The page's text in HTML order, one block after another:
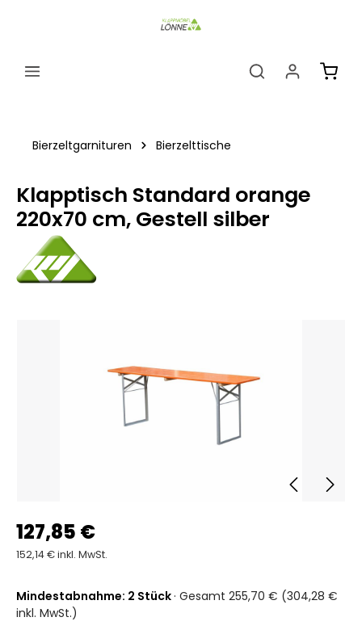
Bierzeltgarnituren Bierzelttische
Klapptisch Standard orange
220x70 cm, Gestell silber
127,85 €
152,14 € inkl. MwSt.
Mindestabnahme: 2 Stück · Gesamt 255,70 € (304,28 €
inkl. MwSt.)